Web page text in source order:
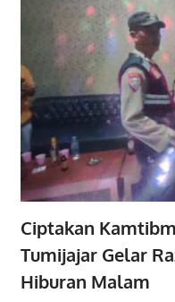
Ciptakan
Tumijajar Gelar
Hiburan Malam